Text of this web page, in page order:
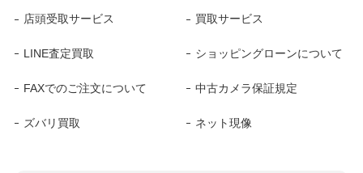
店頭受取サービス 買取サービス
LINE査定買取 ショッピングローンについて
FAXでのご注文について 中古カメラ保証規定
ズバリ買取 ネット現像